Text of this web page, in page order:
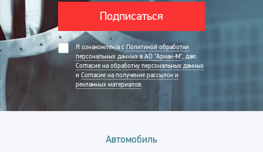
Подписаться
Я ознакомлен/а с Политикой обработки
персональных данных в АО "Аркан-М", даю
Согласие на обработку персональных данных
и Согласие на получение рассылок и
рекламных материалов.
Автомобиль